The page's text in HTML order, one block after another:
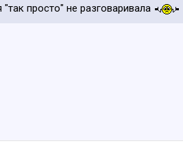
просто" не разговаривала